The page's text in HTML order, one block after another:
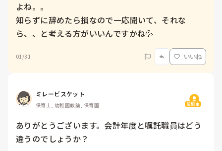
よね。。
知らずに辞めたら損なので一応聞いて、それな
ら、、と考える方がいいんですかね💦
01/31 いいね
ミレービスケット
保育士, 幼稚園教諭, 保育園 質問主
ありがとうございます。会計年度と嘱託職員はどう
違うのでしょうか？